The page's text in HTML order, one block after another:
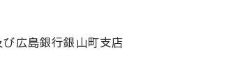
び広島銀行銀山町支店